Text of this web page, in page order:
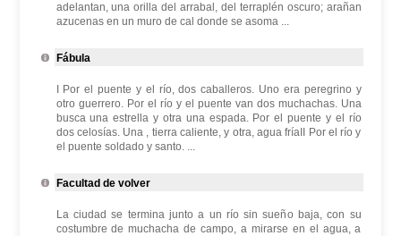
adelantan, una orilla del arrabal, del terraplén oscuro; arañan
azucenas en un muro de cal donde se asoma ...
Fábula
I Por el puente y el río, dos caballeros. Uno era peregrino y
otro guerrero. Por el río y el puente van dos muchachas. Una
busca una estrella y otra una espada. Por el puente y el río
dos celosías. Una , tierra caliente, y otra, agua fríaII Por el río y
el puente soldado y santo. ...
Facultad de volver
La ciudad se termina junto a un río sin sueño baja, con su
costumbre de muchacha de campo, a mirarse en el agua, a